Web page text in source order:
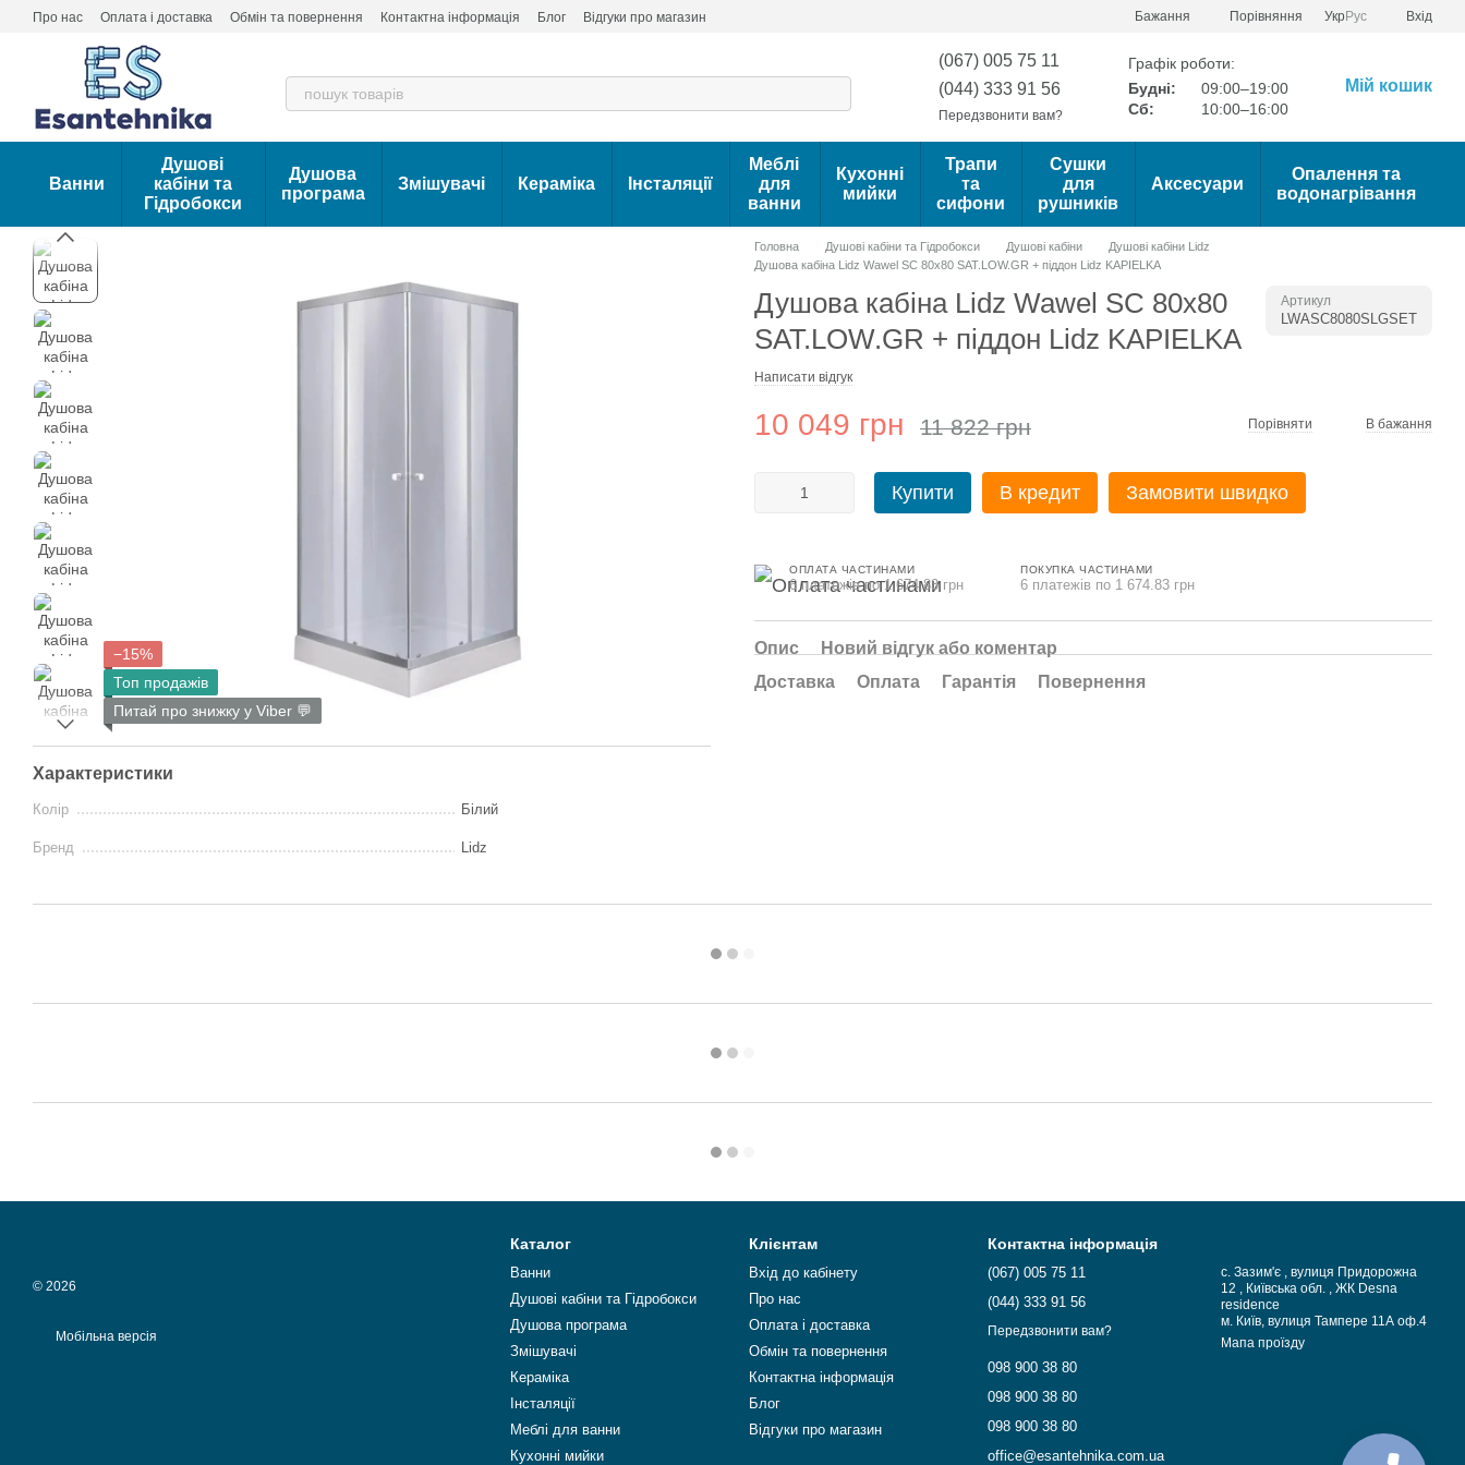
Перейти до основного контенту
Про нас Оплата і доставка Обмін та повернення Контактна інформація Блог Відгуки про магазин Бажання Порівняння УкрРус Вхід
(067) 005 75 11
(044) 333 91 56
Передзвонити вам?
Графік роботи:
Будні:
09:00–19:00
Сб:
10:00–16:00
Мій кошик
Ванни
Душові
кабіни та
Гідробокси
Душова
програма
Змішувачі Кераміка Інсталяції
Меблі
для
ванни
Кухонні
мийки
Трапи
та
сифони
Сушки
для
рушників
Аксесуари
Опалення та
водонагрівання
−15%
Топ продажів
Питай про знижку у Viber 💬
Характеристики
Колір Білий
Бренд Lidz
Головна Душові кабіни та Гідробокси Душові кабіни
Душові кабіни Lidz
Душова кабіна Lidz Wawel SC 80x80 SAT.LOW.GR + піддон Lidz KAPIELKA
Душова кабіна Lidz Wawel SC 80x80
SAT.LOW.GR + піддон Lidz KAPIELKA
Артикул
LWASC8080SLGSET
Написати відгук
10 049 грн 11 822 грн Порівняти В бажання
Купити В кредит Замовити швидко
ОПЛАТА ЧАСТИНАМИ
6 платежів по 1 674.83 грн
ПОКУПКА ЧАСТИНАМИ
6 платежів по 1 674.83 грн
Опис
Новий відгук або коментар
Доставка
Оплата Гарантія Повернення
© 2026
Мобільна версія
Каталог
Ванни
Душові кабіни та Гідробокси
Душова програма
Змішувачі
Кераміка
Інсталяції
Меблі для ванни
Кухонні мийки
Клієнтам
Вхід до кабінету
Про нас
Оплата і доставка
Обмін та повернення
Контактна інформація
Блог
Відгуки про магазин
Контактна інформація
(067) 005 75 11
(044) 333 91 56
Передзвонити вам?
098 900 38 80
098 900 38 80
098 900 38 80
office@esantehnika.com.ua
с. Зазим'є , вулиця Придорожна
12 , Київська обл. , ЖК Desna
residence
м. Київ, вулиця Тампере 11А оф.4
Мапа проїзду